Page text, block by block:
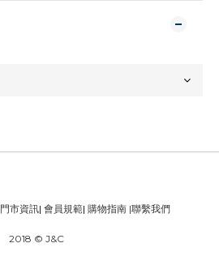
門市資訊| 會員規範| 購物指南 |聯繫我們
2018 © J&C